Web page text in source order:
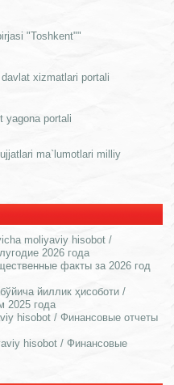
"Toshkent""
xizmatlari portali
yagona portali
ma`lumotlari milliy
moliyaviy hisobot /
2026 года
факты за 2026 год
йиллик ҳисоботи /
2025 года
hisobot / Финансовые отчеты
hisobot / Финансовые